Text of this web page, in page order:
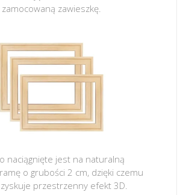
zamocowaną zawieszkę.
naciągnięte jest na naturalną
o grubości 2 cm, dzięki czemu
przestrzenny efekt 3D.